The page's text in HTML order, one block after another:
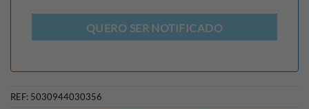
QUERO SER NOTIFICADO
REF: 5030944030356